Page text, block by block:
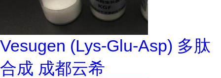
Vesugen (Lys-Glu-Asp) 多肽
合成 成都云希